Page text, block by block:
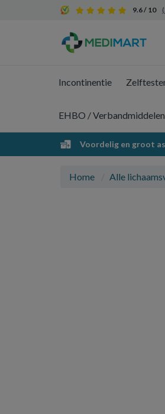
9.6 / 10
Incontinentie
EHBO / Verbandmiddelen
Voordelig en groot
Home Alle